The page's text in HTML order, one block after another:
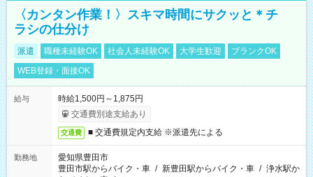
〈カンタン作業！〉スキマ時間にサクッと＊チ
ラシの仕分け
派遣 職種未経験OK 社会人未経験OK 大学生歓迎
ブランクOK
WEB登録・面接OK
給与
時給1,500円～1,875円
交通費別途支給あり
交通費 ■ 交通費規定内支給 ※派遣先による
勤務地
愛知県豊田市
豊田市駅からバイク・車 / 新豊田駅からバイク・車 / 浄水駅か